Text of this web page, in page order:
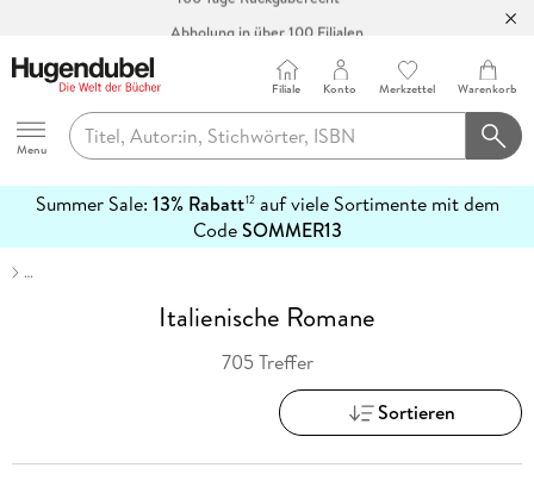
Hugendubel
Menu
Filiale Konto Merkzettel Warenkorb
Summer Sale: 13% Rabatt12auf viele Sortimente mit dem
CodeSOMMER13
erfahren
…
Italienische Romane
705 Treffer
Sortieren